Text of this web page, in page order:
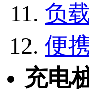
负
便
充电